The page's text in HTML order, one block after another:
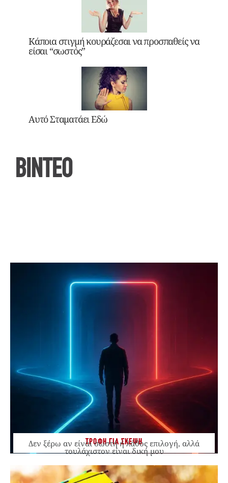
Κάποια στιγμή κουράζεσαι να προσπαθείς να
είσαι “σωστός”
Αυτό Σταματάει Εδώ
ΒΙΝΤΕΟ
ΤΡΟΦΗ ΓΙΑ ΣΚΕΨΗ
Δεν ξέρω αν είναι σωστή ή λάθος επιλογή, αλλά
τουλάχιστον είναι δική μου